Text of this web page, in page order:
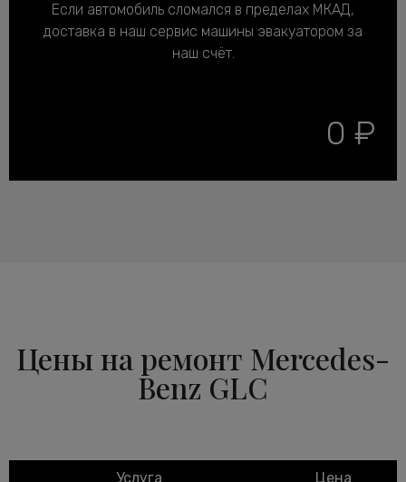
Если автомобиль сломался в пределах МКАД,
доставка в наш сервис машины эвакуатором за
наш счёт.
0 ₽
Цены на ремонт Mercedes-
Benz GLC
Услуга
Цена